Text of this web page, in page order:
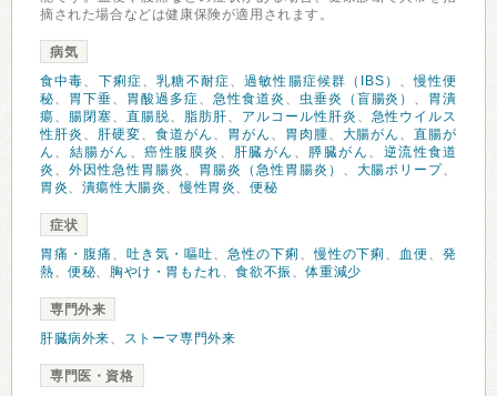
摘された場合などは健康保険が適用されます。
病気
食中毒、 下痢症、乳糖不耐症、過敏性腸症候群（IBS） 、慢性便
秘、 胃下垂、 胃酸過多症、 急性食道炎 、 虫垂炎（盲腸炎） 、 胃潰
瘍、 腸閉塞、 直腸脱、 脂肪肝、 アルコール性肝炎 、 急性ウイルス
性肝炎 、 肝硬変、 食道がん 、 胃がん 、 胃肉腫、 大腸がん 、直腸が
ん 、 結腸がん 、癌性腹膜炎 、 肝臓がん 、 膵臓がん 、 逆流性食道
炎 、 外因性急性胃腸炎 、 胃腸炎（急性胃腸炎） 、 大腸ポリープ、
胃炎、 潰瘍性大腸炎、慢性胃炎、便秘
症状
胃痛・腹痛 、 吐き気・嘔吐、 急性の下痢 、慢性の下痢 、 血便、発
熱、便秘、 胸やけ・胃もたれ、食欲不振 、体重減少
専門外来
肝臓病外来、 ストーマ専門外来
専門医・資格